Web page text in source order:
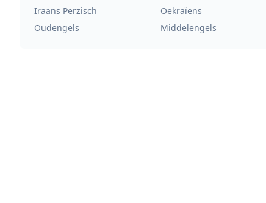
Iraans Perzisch
Oekraïens
Oudengels
Middelengels